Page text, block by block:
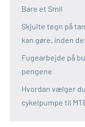
Bare et Smil
Skjulte tegn på
kan gøre, inden
Fugearbejde på
pengene
Hvordan vælger
cykelpumpe til